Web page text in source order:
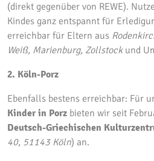
(direkt gegenüber von REWE).
Kindes ganz entspannt für
erreichbar für Eltern aus
Weiß, Marienburg, Zollstockund
2. Köln-Porz
Ebenfalls bestens erreichbar: Für
Kinder in Porz bieten wir seit
Deutsch-Griechischen
40, 51143 Köln) an.